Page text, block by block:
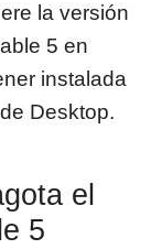
la versión
5 en
instalada
Desktop.
el
5